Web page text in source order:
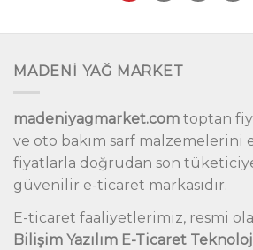
MADENİ YAĞ MARKET
madeniyagmarket.com toptan
ve oto bakım sarf malzemelerini
fiyatlarla doğrudan son
güvenilir e-ticaret markasıdır.
E-ticaret faaliyetlerimiz, resmi
Bilişim Yazılım E-Ticaret